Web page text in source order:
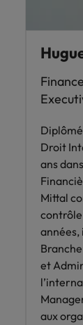
Diplômé
Droit
ans
Mittal
contrôle
années,
et
aux